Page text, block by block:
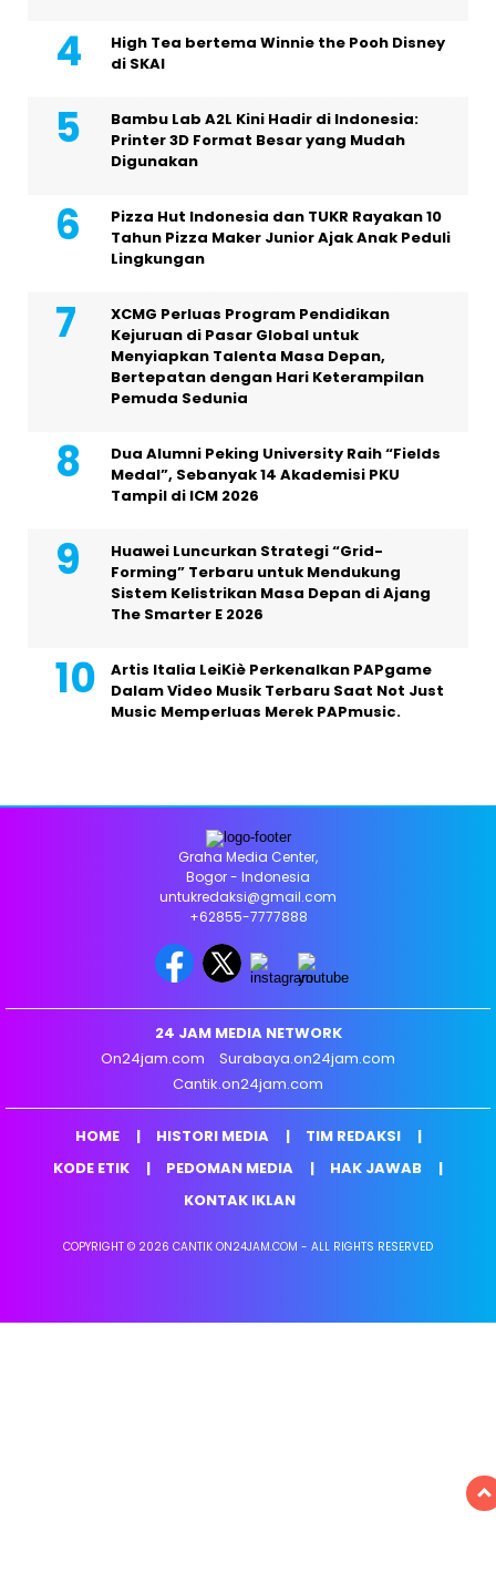
High Tea bertema Winnie the Pooh Disney
di SKAI
Bambu Lab A2L Kini Hadir di Indonesia:
Printer 3D Format Besar yang Mudah
Digunakan
Pizza Hut Indonesia dan TUKR Rayakan 10
Tahun Pizza Maker Junior Ajak Anak Peduli
Lingkungan
XCMG Perluas Program Pendidikan
Kejuruan di Pasar Global untuk
Menyiapkan Talenta Masa Depan,
Bertepatan dengan Hari Keterampilan
Pemuda Sedunia
Dua Alumni Peking University Raih “Fields
Medal”, Sebanyak 14 Akademisi PKU
Tampil di ICM 2026
Huawei Luncurkan Strategi “Grid-
Forming” Terbaru untuk Mendukung
Sistem Kelistrikan Masa Depan di Ajang
The Smarter E 2026
Artis Italia LeiKiè Perkenalkan PAPgame
Dalam Video Musik Terbaru Saat Not Just
Music Memperluas Merek PAPmusic.
Graha Media Center,
Bogor - Indonesia
untukredaksi@gmail.com
+62855-7777888
24 JAM MEDIA NETWORK
On24jam.com
Surabaya.on24jam.com
Cantik.on24jam.com
HOME HISTORI MEDIA
TIM REDAKSI
KODE ETIK
PEDOMAN MEDIA
HAK JAWAB
KONTAK IKLAN
COPYRIGHT © 2026 CANTIK ON24JAM.COM - ALL RIGHTS RESERVED